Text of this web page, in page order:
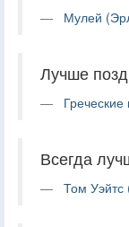
Мулей
Лучше
Всегда
Том Уэйтс